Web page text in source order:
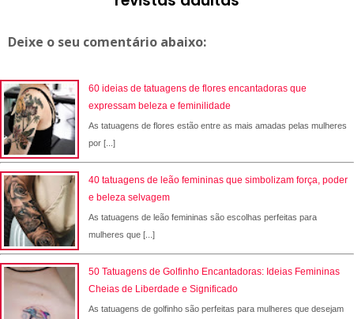
Deixe o seu comentário abaixo:
60 ideias de tatuagens de flores encantadoras que
expressam beleza e feminilidade
As tatuagens de flores estão entre as mais amadas pelas mulheres
por [...]
40 tatuagens de leão femininas que simbolizam força, poder
e beleza selvagem
As tatuagens de leão femininas são escolhas perfeitas para
mulheres que [...]
50 Tatuagens de Golfinho Encantadoras: Ideias Femininas
Cheias de Liberdade e Significado
As tatuagens de golfinho são perfeitas para mulheres que desejam